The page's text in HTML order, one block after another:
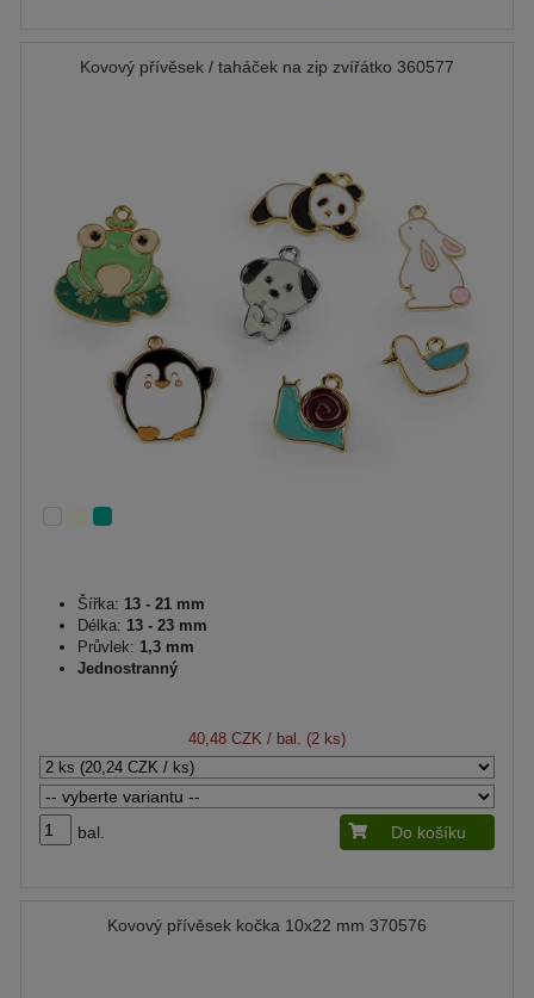
Kovový přívěsek / taháček na zip zvířátko 360577
Šířka: 13 - 21 mm
Délka: 13 - 23 mm
Průvlek: 1,3 mm
Jednostranný
40,48 CZK / bal. (2 ks)
bal. Do košíku
Kovový přívěsek kočka 10x22 mm 370576